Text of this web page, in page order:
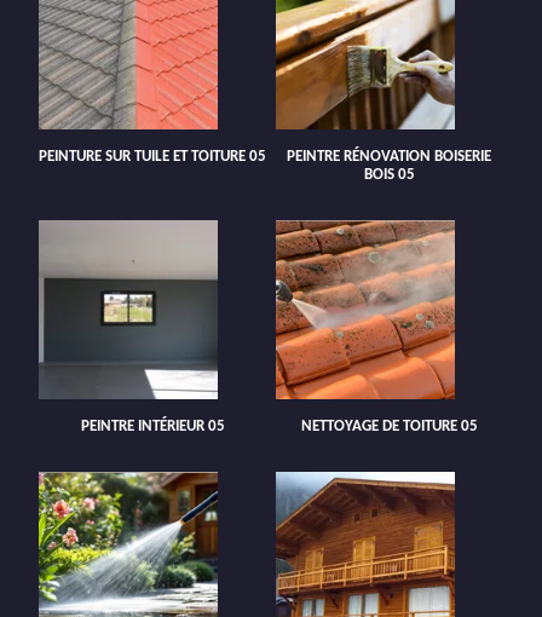
PEINTURE SUR TUILE ET TOITURE 05
PEINTRE RÉNOVATION BOISERIE
BOIS 05
PEINTRE INTÉRIEUR 05 NETTOYAGE DE TOITURE 05